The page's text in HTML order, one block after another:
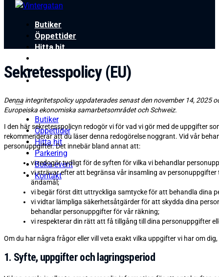
Butiker
Öppettider
Hitta hit
Boka event
Butiker
Öppettider
Hitta hit
Parkering
Boka event
Kontakt
Sekretesspolicy (EU)
Denna integritetspolicy uppdaterades senast den november 14, 2025
Europeiska ekonomiska samarbetsområdet och Schweiz.
I den här sekretesspolicyn redogör vi för vad vi gör med de uppgifter
rekommenderar att du läser denna redogörelse noggrant. Vid vår
personuppgifter. Det innebär bland annat att:
vi redogör tydligt för de syften för vilka vi behandlar
vi strävar efter att begränsa vår insamling av
ändamål;
vi begär först ditt uttryckliga samtycke för att behandla dina
vi vidtar lämpliga säkerhetsåtgärder för att skydda dina
behandlar personuppgifter för vår räkning;
vi respekterar din rätt att få tillgång till dina personuppgifter
Om du har några frågor eller vill veta exakt vilka uppgifter vi har om
1. Syfte, uppgifter och lagringsperiod